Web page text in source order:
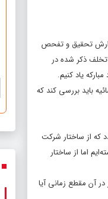
تحقیق و تفحص
که در این گزارش در قالب تخلف ذکر شده در
یاد کنیم.
باید بررسی کند که
که از ساختار شرکت
اما از ساختار
آن مقطع زمانی آیا